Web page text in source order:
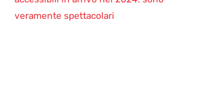
veramente spettacolari